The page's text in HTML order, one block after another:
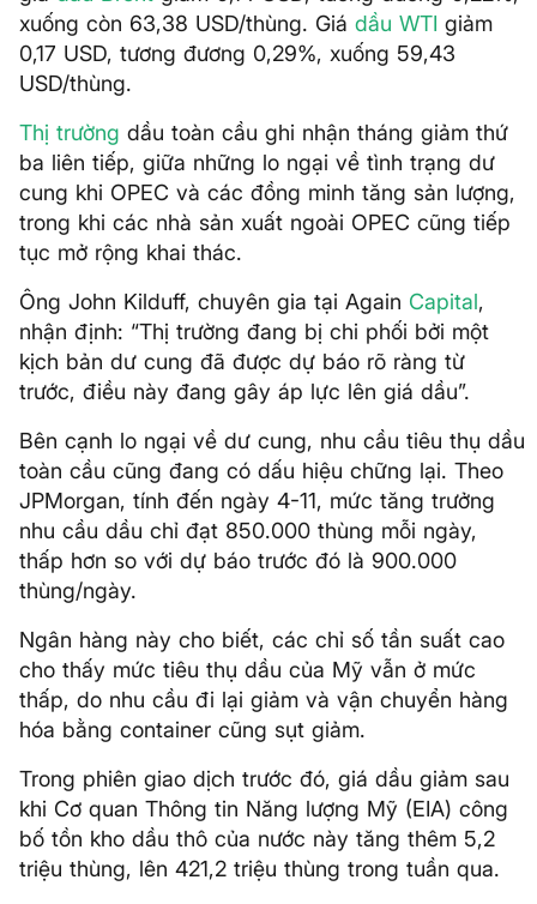
xuống còn 63,38 USD/thùng. Giá dầu WTI giảm
0,17 USD, tương đương 0,29%, xuống 59,43
USD/thùng.
Thị trường dầu toàn cầu ghi nhận tháng giảm thứ
ba liên tiếp, giữa những lo ngại về tình trạng dư
cung khi OPEC và các đồng minh tăng sản lượng,
trong khi các nhà sản xuất ngoài OPEC cũng tiếp
tục mở rộng khai thác.
Ông John Kilduff, chuyên gia tại Again Capital,
nhận định: “Thị trường đang bị chi phối bởi một
kịch bản dư cung đã được dự báo rõ ràng từ
trước, điều này đang gây áp lực lên giá dầu”.
Bên cạnh lo ngại về dư cung, nhu cầu tiêu thụ dầu
toàn cầu cũng đang có dấu hiệu chững lại. Theo
JPMorgan, tính đến ngày 4-11, mức tăng trưởng
nhu cầu dầu chỉ đạt 850.000 thùng mỗi ngày,
thấp hơn so với dự báo trước đó là 900.000
thùng/ngày.
Ngân hàng này cho biết, các chỉ số tần suất cao
cho thấy mức tiêu thụ dầu của Mỹ vẫn ở mức
thấp, do nhu cầu đi lại giảm và vận chuyển hàng
hóa bằng container cũng sụt giảm.
Trong phiên giao dịch trước đó, giá dầu giảm sau
khi Cơ quan Thông tin Năng lượng Mỹ (EIA) công
bố tồn kho dầu thô của nước này tăng thêm 5,2
triệu thùng, lên 421,2 triệu thùng trong tuần qua.